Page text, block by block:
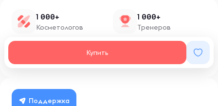
Купить
1 000+
Косметологов
1 000+
Тренеров
Поддержка